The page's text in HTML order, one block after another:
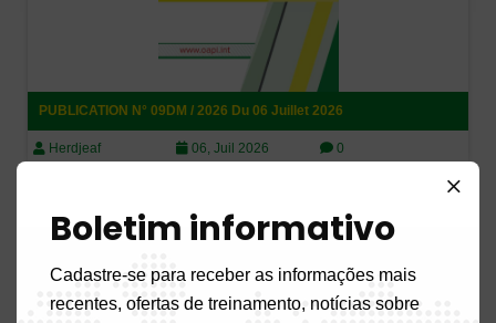
PUBLICATION N° 09DM / 2026 Du 06 Juillet 2026
Herdjeaf 06, Juil 2026 0
Boletim informativo
Cadastre-se para receber as informações mais
recentes, ofertas de treinamento, notícias sobre